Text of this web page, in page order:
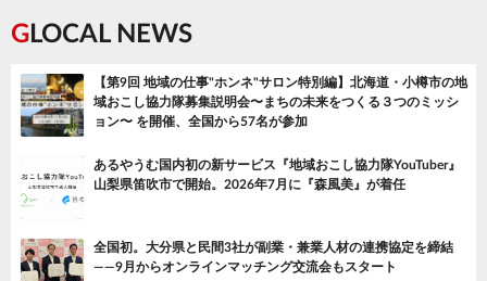
GLOCAL NEWS
【第9回 地域の仕事"ホンネ"サロン特別編】北海道・小樽市の地
域おこし協力隊募集説明会〜まちの未来をつくる３つのミッシ
ョン〜 を開催、全国から57名が参加
あるやうむ国内初の新サービス『地域おこし協力隊YouTuber』
山梨県笛吹市で開始。2026年7月に『森風美』が着任
全国初。大分県と民間3社が副業・兼業人材の連携協定を締結
——9月からオンラインマッチング交流会もスタート